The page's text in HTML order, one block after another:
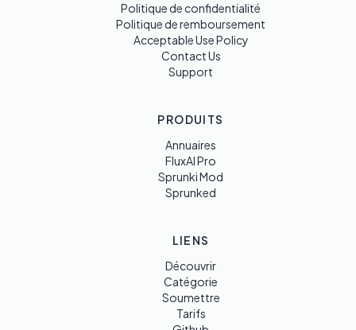
Politique de confidentialité
Politique de remboursement
Acceptable Use Policy
Contact Us
Support
PRODUITS
Annuaires
FluxAI Pro
Sprunki Mod
Sprunked
LIENS
Découvrir
Catégorie
Soumettre
Tarifs